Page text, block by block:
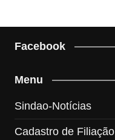
Facebook
Menu
Sindao-Notícias
Cadastro de Filiação